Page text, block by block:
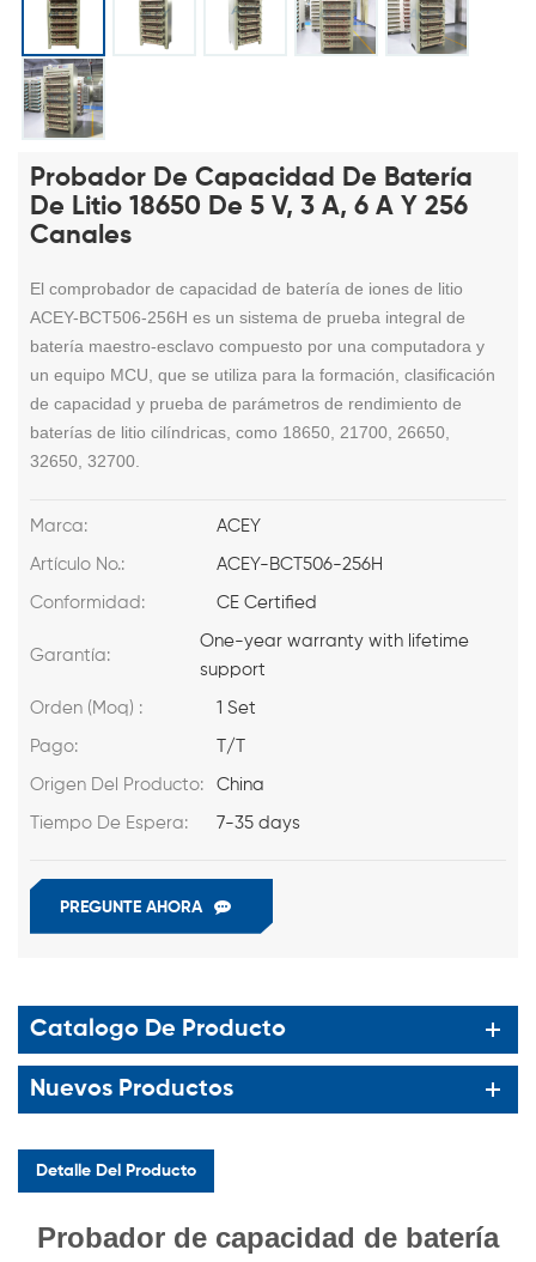
Probador De Capacidad De Batería
De Litio 18650 De 5 V, 3 A, 6 A Y 256
Canales
El comprobador de capacidad de batería de iones de litio
ACEY-BCT506-256H es un sistema de prueba integral de
batería maestro-esclavo compuesto por una computadora y
un equipo MCU, que se utiliza para la formación, clasificación
de capacidad y prueba de parámetros de rendimiento de
baterías de litio cilíndricas, como 18650, 21700, 26650,
32650, 32700.
Marca: ACEY
Artículo No.: ACEY-BCT506-256H
Conformidad: CE Certified
Garantía:
One-year warranty with lifetime
support
Orden (Moq) : 1 Set
Pago: T/T
Origen Del Producto: China
Tiempo De Espera: 7-35 days
PREGUNTE AHORA
Catalogo De Producto
Nuevos Productos
Detalle Del Producto
Probador de capacidad de batería